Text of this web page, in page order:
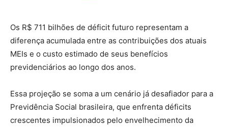
Os R$ 711 bilhões de déficit futuro representam a
diferença acumulada entre as contribuições dos atuais
MEIs e o custo estimado de seus benefícios
previdenciários ao longo dos anos.
Essa projeção se soma a um cenário já desafiador para a
Previdência Social brasileira, que enfrenta déficits
crescentes impulsionados pelo envelhecimento da